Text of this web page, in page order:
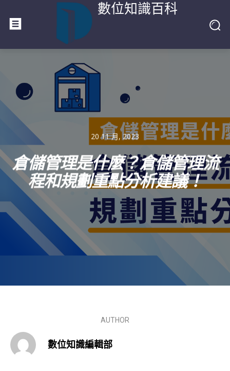
數位知識百科
20 11 月, 2023
倉儲管理是什麼？倉儲管理流
程和規劃重點分析建議！
AUTHOR
數位知識編輯部